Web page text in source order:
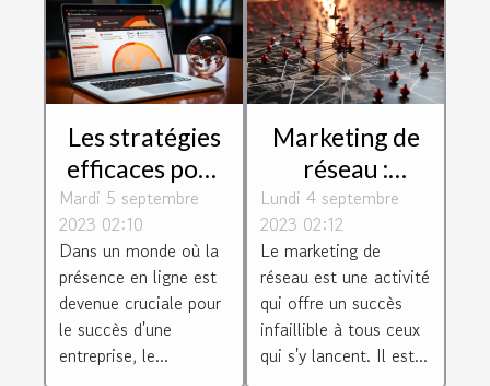
Les stratégies
efficaces pour
un
référencement
réussi à
Toulouse
Mardi 5 septembre
2023 02:10
Dans un monde où la
présence en ligne est
devenue cruciale pour
le succès d'une
entreprise, le...
Marketing de
réseau :
quelques
conseils pour
réussir dans ce
secteur
Lundi 4 septembre
2023 02:12
Le marketing de
réseau est une activité
qui offre un succès
infaillible à tous ceux
qui s'y lancent. Il est...